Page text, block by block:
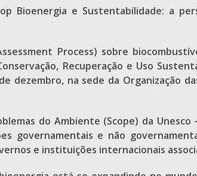
Bioenergia e Sustentabilidade: a
Process) sobre
Recuperação e Uso
dezembro, na sede da Organização
do Ambiente (Scope) da
governamentais e não
e instituições internacionais